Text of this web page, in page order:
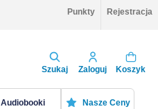
Punkty Rejestracja
Szukaj Zaloguj Koszyk
Audiobooki Nasze Ceny